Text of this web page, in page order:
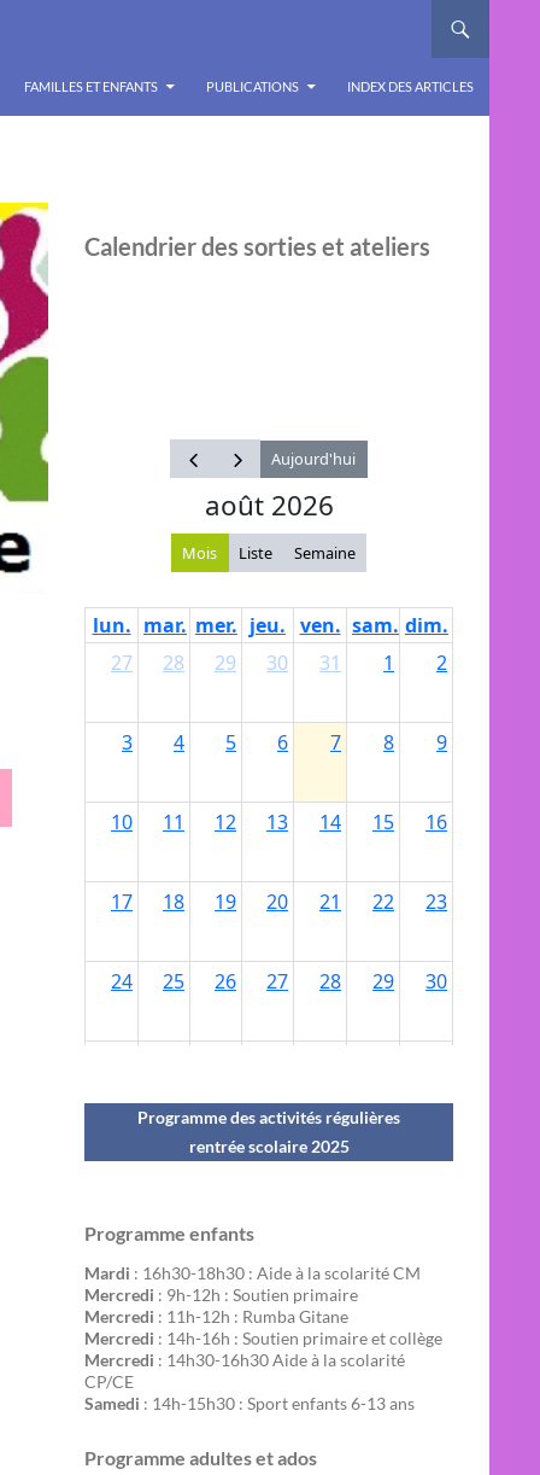
FAMILLES ET ENFANTS PUBLICATIONS INDEX DES ARTICLES
Calendrier des sorties et ateliers
Programme des activités régulières
rentrée scolaire 2025
Programme enfants
Mardi : 16h30-18h30 : Aide à la scolarité CM
Mercredi : 9h-12h : Soutien primaire
Mercredi : 11h-12h : Rumba Gitane
Mercredi : 14h-16h : Soutien primaire et collège
Mercredi : 14h30-16h30 Aide à la scolarité
CP/CE
Samedi : 14h-15h30 : Sport enfants 6-13 ans
Programme adultes et ados